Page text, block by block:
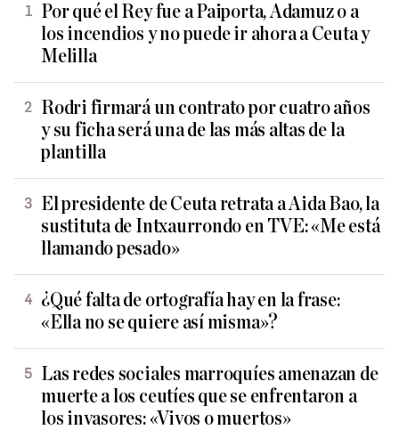
Por qué el Rey fue a Paiporta, Adamuz o a
los incendios y no puede ir ahora a Ceuta y
Melilla
Rodri firmará un contrato por cuatro años
y su ficha será una de las más altas de la
plantilla
El presidente de Ceuta retrata a Aida Bao, la
sustituta de Intxaurrondo en TVE: «Me está
llamando pesado»
¿Qué falta de ortografía hay en la frase:
«Ella no se quiere así misma»?
Las redes sociales marroquíes amenazan de
muerte a los ceutíes que se enfrentaron a
los invasores: «Vivos o muertos»